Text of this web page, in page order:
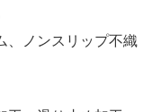
、ノンスリップ不織